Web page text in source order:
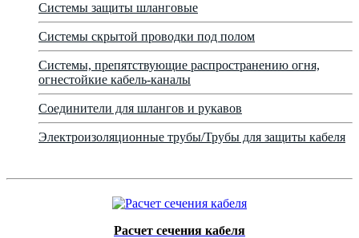
Системы защиты шланговые
Системы скрытой проводки под полом
Системы, препятствующие распространению огня,
огнестойкие кабель-каналы
Соединители для шлангов и рукавов
Электроизоляционные трубы/Трубы для защиты кабеля
Расчет сечения кабеля